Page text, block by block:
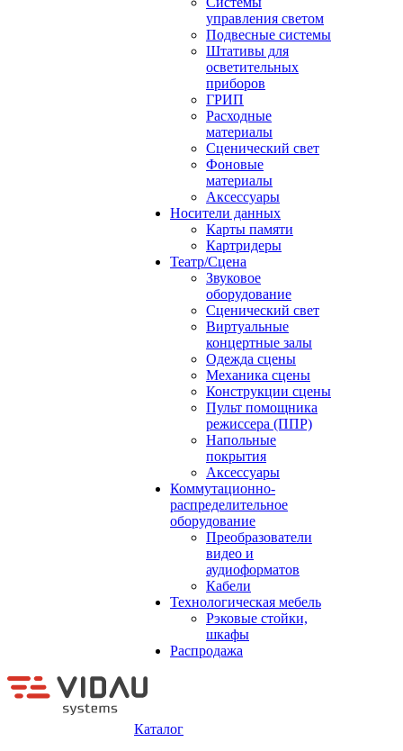
управления светом
Подвесные системы
Штативы для
осветительных
приборов
ГРИП
Расходные
материалы
Сценический свет
Фоновые
материалы
Аксессуары
Носители данных
Карты памяти
Картридеры
Театр/Сцена
Звуковое
оборудование
Сценический свет
Виртуальные
концертные залы
Одежда сцены
Механика сцены
Конструкции сцены
Пульт помощника
режиссера (ППР)
Напольные
покрытия
Аксессуары
Коммутационно-
распределительное
оборудование
Преобразователи
видео и
аудиоформатов
Кабели
Технологическая мебель
Рэковые стойки,
шкафы
Распродажа
Каталог